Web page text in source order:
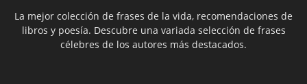
La mejor colección de frases de la vida, recomendaciones de
libros y poesía. Descubre una variada selección de frases
célebres de los autores más destacados.